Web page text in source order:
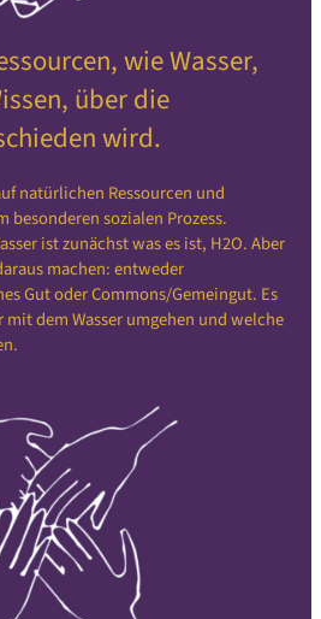
wie Wasser,
über die
wird.
natürlichen Ressourcen und
sozialen Prozess.
ist zunächst was es ist, H2O. Aber
machen: entweder
Gut oder Commons/Gemeingut. Es
dem Wasser umgehen und welche